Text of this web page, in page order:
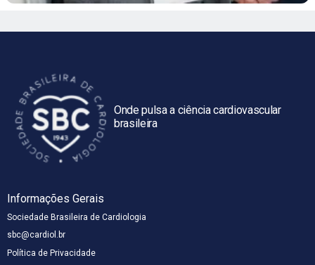
Onde pulsa a ciência cardiovascular
brasileira
Informações Gerais
Sociedade Brasileira de Cardiologia
sbc@cardiol.br
Política de Privacidade